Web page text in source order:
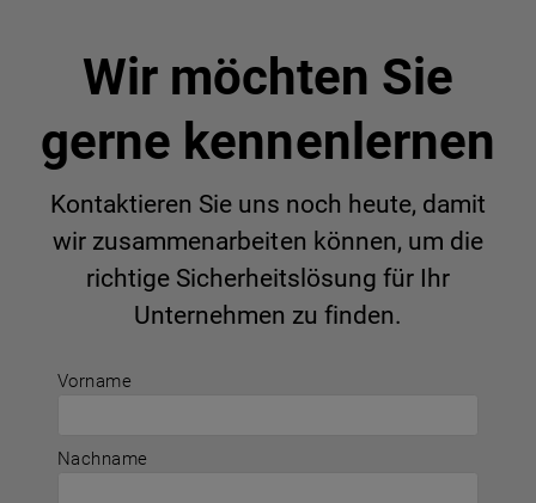
Vorname
Nachname
Wir möchten Sie
gerne kennenlernen
Kontaktieren Sie uns noch heute, damit
wir zusammenarbeiten können, um die
richtige Sicherheitslösung für Ihr
Unternehmen zu finden.